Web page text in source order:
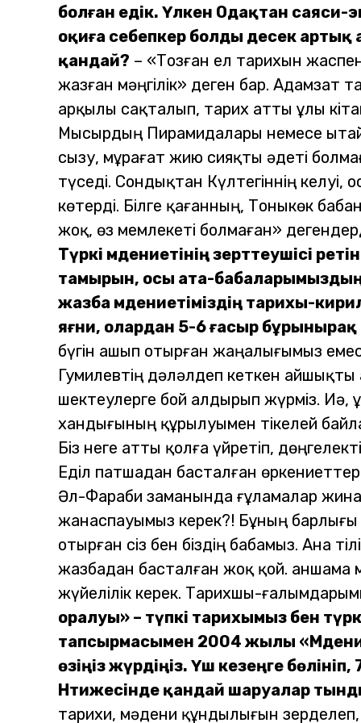
болған едік. Үлкен Одақтан саяси-
оқиға себепкер болды десек
қандай? – «Тозған ел тарихын
жазған мәңгілік» деген бар. Адамзат
арқылы сақталып, тарих атты ұлы
Мысырдың Пирамидалары немесе
сызу, мұрағат жию сияқты әдеті
түседі. Сондықтан Күлтегіннің
көтерді. Білге қағанның, Тоныкөк
жоқ, өз мемлекеті болмаған»
Түркі мәдениетінің зерттеушісі
тамырын, осы ата-бабаларымыздың
жазба мәдениетіміздің тарихы-
яғни, олардан 5-6 ғасыр
бүгін ашып отырған жаңалығымыз
Гумилевтің дәләлдеп кеткен айшықты
шектеулерге бой алдырып жүрміз. Иә,
хандығының құрылуымен тікелей
Біз неге атты қолға үйретіп,
Еділ патшадан басталған
Әл-Фараби заманында ғұламалар
жанаспауымыз керек?! Бұның барлығы
отырған сіз бен біздің бабамыз. Ана
жазбадан басталған жоқ қой.
жүйелілік керек. Тарихшы-
оралуы» – түпкі тарихымыз бен
тапсырмасымен 2004 жылы «Мәдени
өзіңіз жүрдіңіз. Үш кезеңге
Нәтижесінде қандай шаруалар
тарихи, мәдени құндылығын